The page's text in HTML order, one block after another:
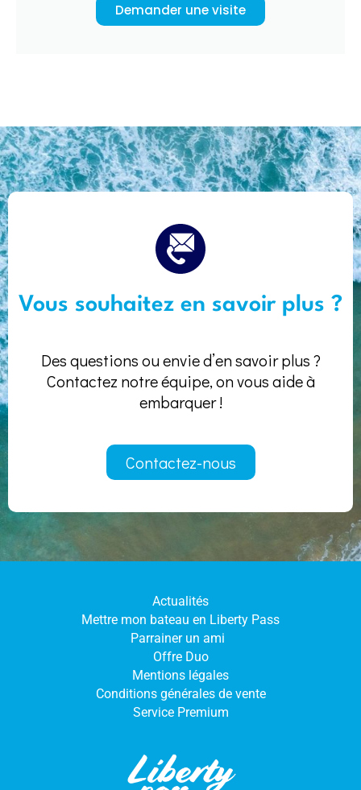
Demander une visite
Vous souhaitez en savoir plus ?
Des questions ou envie d’en savoir plus ?
Contactez notre équipe, on vous aide à
embarquer !
Contactez-nous
Actualités
Mettre mon bateau en Liberty Pass
Parrainer un ami
Offre Duo
Mentions légales
Conditions générales de vente
Service Premium